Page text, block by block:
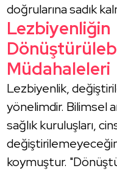
doğrularına sadık
Lezbiyenliğin
Müdahaleleri
Lezbiyenlik,
yönelimdir. Bilimsel
sağlık kuruluşları,
koymuştur.